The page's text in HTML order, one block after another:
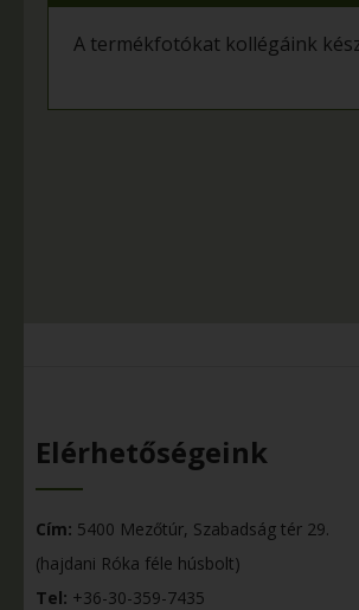
A termékfotókat kollégáink
Elérhetőségeink
Cím: 5400 Mezőtúr, Szabadság tér 29.
(hajdani Róka féle húsbolt)
Tel: +36-30-359-7435